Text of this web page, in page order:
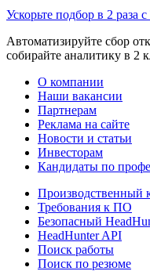
Ускорьте подбор в 2 раза
Автоматизируйте сбор
собирайте аналитику в 2
О компании
Наши вакансии
Партнерам
Реклама на сайте
Новости и статьи
Инвесторам
Кандидаты по
Производственный
Требования к ПО
Безопасный
HeadHunter API
Поиск работы
Поиск по резюме